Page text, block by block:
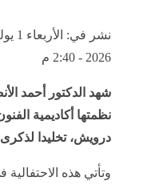
2026 - 2:40 م
شهد الدكتور أحمد
نظمتها أكاديمية
درويش، تخليدا لذكرى ثورة
وتأتي هذه